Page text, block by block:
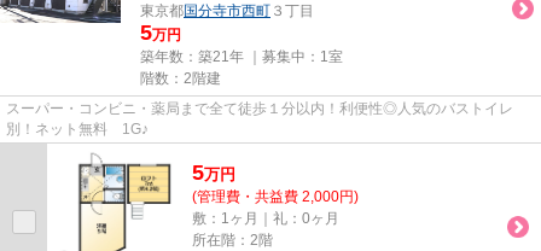
東京都国分寺市西町 ３丁目
5万円
築年数：築21年 ｜募集中： 1室
階数：2階建
スーパー・コンビニ・薬局まで全て徒歩１分以内！利便性◎人気のバストイレ
別！ネット無料 1G♪
5万円
(管理費・共益費 2,000円)
敷：1ヶ月｜礼：0ヶ月
所在階：2階